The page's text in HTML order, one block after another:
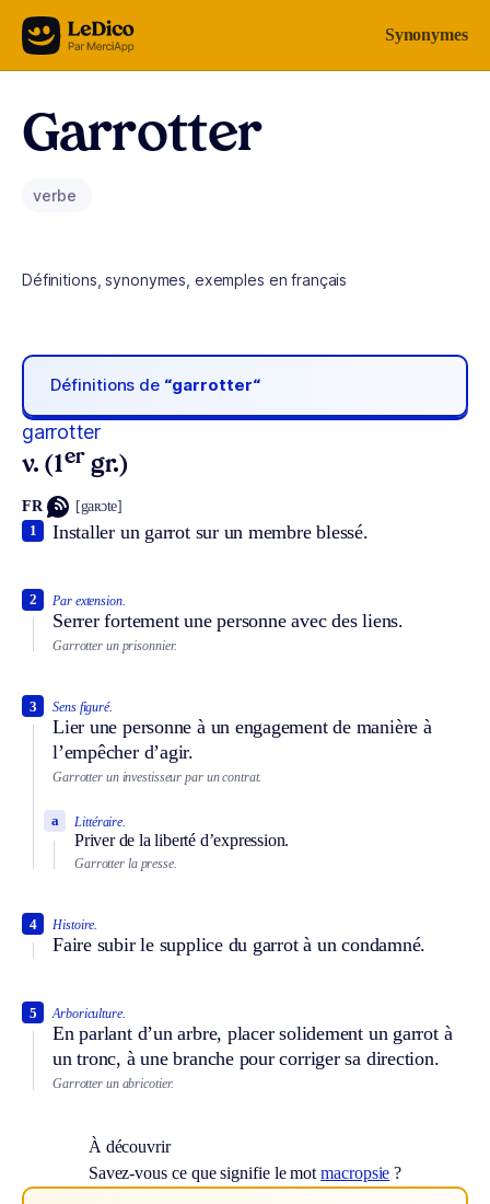
Aller au contenu Synonymes
Garrotter
verbe
Définitions, synonymes, exemples en français
Définitions de “garrotter“
garrotter
v. (1er gr.)
FR [gaʀɔte]
Installer un garrot sur un membre blessé.
1
Par extension.
Serrer fortement une personne avec des liens.
2
Garrotter un prisonnier.
Sens figuré.
Lier une personne à un engagement de manière à
l’empêcher d’agir.
3
Garrotter un investisseur par un contrat.
Littéraire.
Priver de la liberté d’expression.
a
Garrotter la presse.
Histoire.
Faire subir le supplice du garrot à un condamné.
4
Arboriculture.
En parlant d’un arbre, placer solidement un garrot à
un tronc, à une branche pour corriger sa direction.
5
Garrotter un abricotier.
À découvrir
Savez-vous ce que signifie le motmacropsie ?